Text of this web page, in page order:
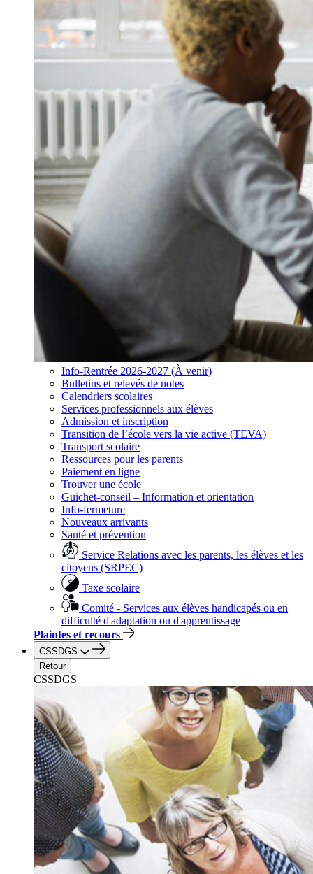
Info-Rentrée 2026-2027 (À venir)
Bulletins et relevés de notes
Calendriers scolaires
Services professionnels aux élèves
Admission et inscription
Transition de l’école vers la vie active (TEVA)
Transport scolaire
Ressources pour les parents
Paiement en ligne
Trouver une école
Guichet-conseil – Information et orientation
Info-fermeture
Nouveaux arrivants
Santé et prévention
Service Relations avec les parents, les élèves et les
citoyens (SRPEC)
Taxe scolaire
Comité - Services aux élèves handicapés ou en
difficulté d'adaptation ou d'apprentissage
Plaintes et recours
CSSDGS
Retour
CSSDGS